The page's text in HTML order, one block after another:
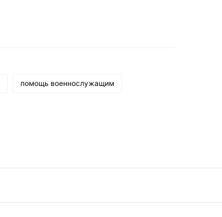
помощь военнослужащим